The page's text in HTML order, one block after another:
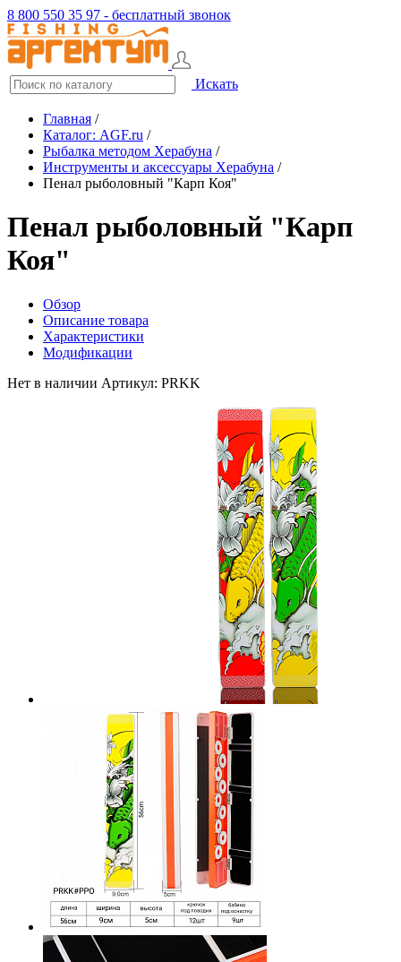
8 800 550 35 97 - бесплатный звонок
Искать
Главная /
Каталог: AGF.ru /
Рыбалка методом Херабуна /
Инструменты и аксессуары Херабуна /
Пенал рыболовный "Карп Коя"
Пенал рыболовный "Карп
Коя"
Обзор
Описание товара
Характеристики
Модификации
Нет в наличии Артикул: PRKK